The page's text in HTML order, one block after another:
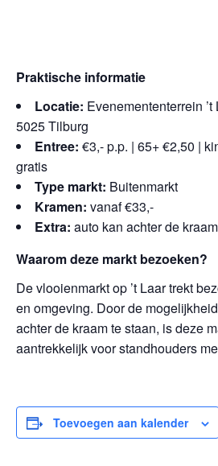
Praktische informatie
Locatie: Evenemententerrein
5025 Tilburg
Entree: €3,- p.p. | 65+ €2,50 |
gratis
Type markt: Buitenmarkt
Kramen: vanaf €33,-
Extra: auto kan achter de kraam
Waarom deze markt bezoeken?
De vlooienmarkt op ’t Laar trekt
en omgeving. Door de
achter de kraam te staan, is deze
aantrekkelijk voor standhouders
Toevoegen aan kalender